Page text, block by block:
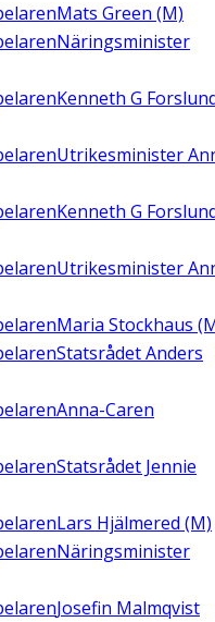
Mats Green (M)
Näringsminister
Kenneth G
Utrikesminister
Kenneth G
Utrikesminister
Maria Stockhaus
Statsrådet Anders
Anna-Caren
Statsrådet Jennie
Lars Hjälmered (M)
Näringsminister
Josefin Malmqvist